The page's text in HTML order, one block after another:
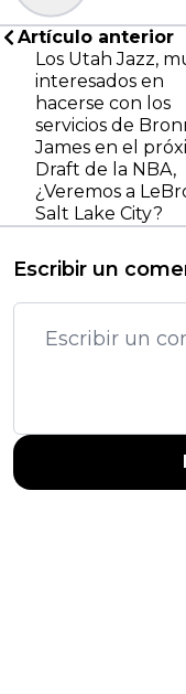
Artículo anterior
Los Utah Jazz,
interesados en
hacerse con los
servicios de
James en el
Draft de la NBA,
¿Veremos a
Salt Lake City?
Escribir un